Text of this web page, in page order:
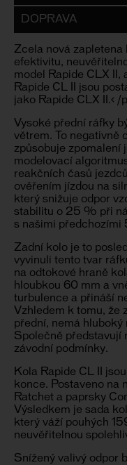
DOPRAVA
Zcela nová zapletena
efektivitu,
model Rapide CLX II,
Rapide CL II jsou
jako Rapide CLX II.< /
Vysoké přední ráfky
větrem. To negativně
způsobuje zpomalení
modelovací
reakčních časů
ověřením jízdou na
který snižuje odpor
stabilitu o 25 % při
s našimi předchozími
Zadní kolo je to
vyvinuli tento tvar
na odtokové hraně
hloubkou 60 mm a
turbulence a přináší
Vzhledem k tomu, že
přední, nemá hluboký
Společně představují
závodní podmínky.
Kola Rapide CL II
konce. Postaveno na
Ratchet a paprsky
Výsledkem je sada
který váží pouhých
neuvěřitelnou
Snížený valivý odpor